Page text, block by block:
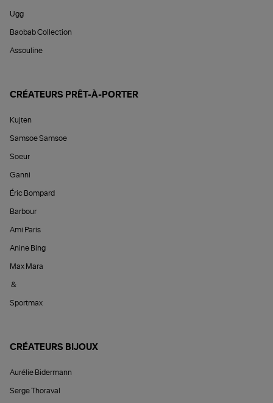
Ugg
Baobab Collection
Assouline
CRÉATEURS PRÊT-À-PORTER
Kujten
Samsoe Samsoe
Soeur
Ganni
Éric Bompard
Barbour
Ami Paris
Anine Bing
Max Mara
&
Sportmax
CRÉATEURS BIJOUX
Aurélie Bidermann
Serge Thoraval